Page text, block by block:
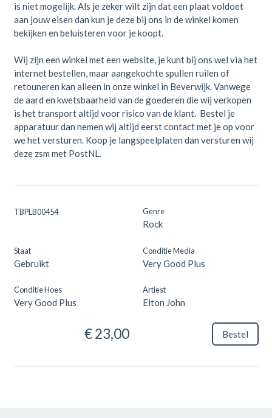
is niet mogelijk. Als je zeker wilt zijn dat een plaat voldoet
aan jouw eisen dan kun je deze bij ons in de winkel komen
bekijken en beluisteren voor je koopt.
Wij zijn een winkel met een website, je kunt bij ons wel via het
internet bestellen, maar aangekochte spullen ruilen of
retouneren kan alleen in onze winkel in Beverwijk. Vanwege
de aard en kwetsbaarheid van de goederen die wij verkopen
is het transport altijd voor risico van de klant. Bestel je
apparatuur dan nemen wij altijd eerst contact met je op voor
we het versturen. Koop je langspeelplaten dan versturen wij
deze zsm met PostNL.
TBPLB00454 Genre
Rock
Staat
Gebruikt
Conditie Media
Very Good Plus
Conditie Hoes
Very Good Plus
Artiest
Elton John
€ 23,00 Bestel